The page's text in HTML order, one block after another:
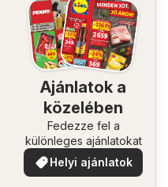
Ajánlatok a
közelében
Fedezze fel a
különleges ajánlatokat
Helyi ajánlatok